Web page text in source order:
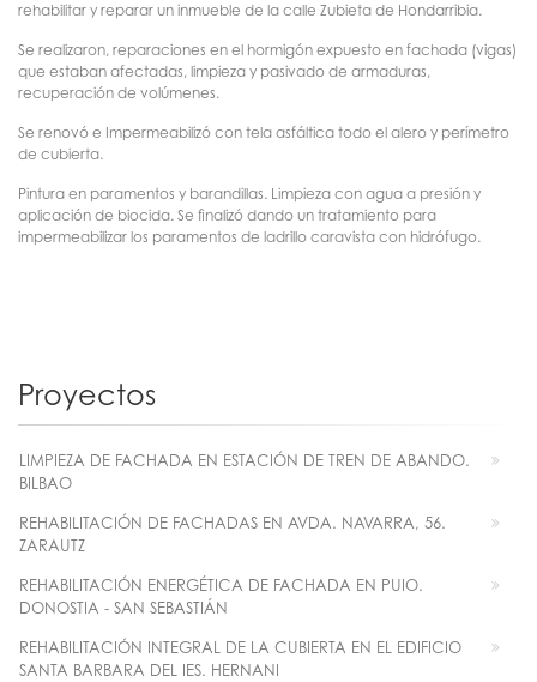
rehabilitar y reparar un inmueble de la calle Zubieta de Hondarribia.
Se realizaron, reparaciones en el hormigón expuesto en fachada (vigas)
que estaban afectadas, limpieza y pasivado de armaduras,
recuperación de volúmenes.
Se renovó e Impermeabilizó con tela asfáltica todo el alero y perímetro
de cubierta.
Pintura en paramentos y barandillas. Limpieza con agua a presión y
aplicación de biocida. Se finalizó dando un tratamiento para
impermeabilizar los paramentos de ladrillo caravista con hidrófugo.
Proyectos
LIMPIEZA DE FACHADA EN ESTACIÓN DE TREN DE ABANDO.
BILBAO
REHABILITACIÓN DE FACHADAS EN AVDA. NAVARRA, 56.
ZARAUTZ
REHABILITACIÓN ENERGÉTICA DE FACHADA EN PUIO.
DONOSTIA - SAN SEBASTIÁN
REHABILITACIÓN INTEGRAL DE LA CUBIERTA EN EL EDIFICIO
SANTA BARBARA DEL IES. HERNANI